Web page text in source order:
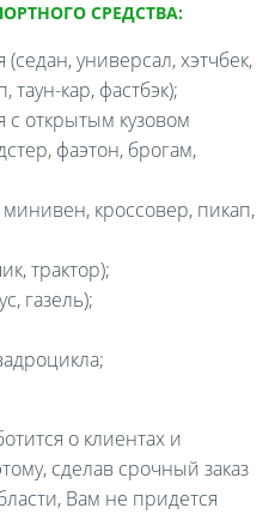
СРЕДСТВА:
универсал, хэтчбек,
таун-кар, фастбэк);
с открытым кузовом
фаэтон, брогам,
кроссовер, пикап,
трактор);
газель);
о клиентах и
сделав срочный заказ
Вам не придется